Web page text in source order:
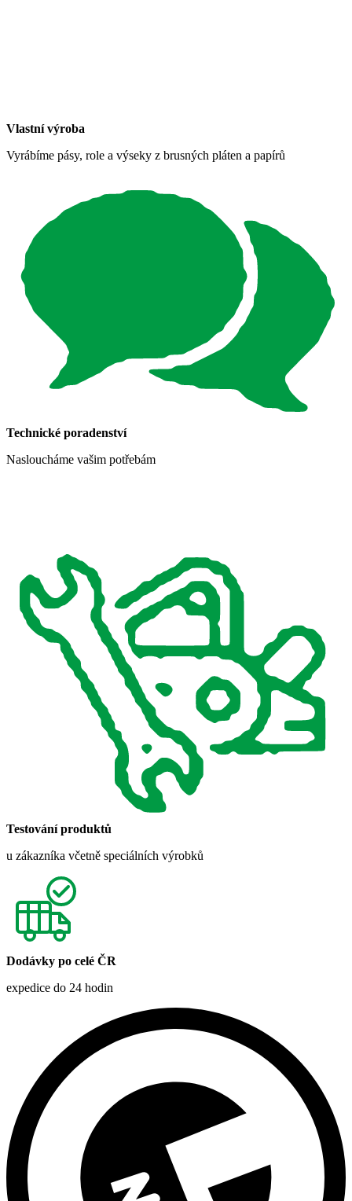
Vlastní výroba
Vyrábíme pásy, role a výseky z brusných pláten a papírů
Technické poradenství
Nasloucháme vašim potřebám
Testování produktů
u zákazníka včetně speciálních výrobků
Dodávky po celé ČR
expedice do 24 hodin